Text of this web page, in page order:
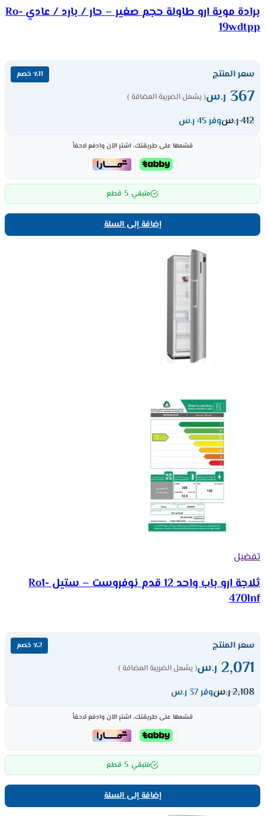
برادة موية ارو طاولة حجم صغير – حار / بارد / عادي Ro-
19wdtpp
سعر المنتج ٪11 خصم
367 ر.س( يشمل الضريبة المضافة )
412ر.سوفر 45 ر.س
قسّمها على طريقتك، اشترِ الآن وادفع لاحقاً
متبقي 5 قطع
إضافة إلى السلة
تفضيل
ثلاجة ارو باب واحد 12 قدم نوفروست – ستيل Ro1-
470lnf
سعر المنتج ٪2 خصم
2,071 ر.س( يشمل الضريبة المضافة )
2,108ر.سوفر 37 ر.س
قسّمها على طريقتك، اشترِ الآن وادفع لاحقاً
متبقي 5 قطع
إضافة إلى السلة